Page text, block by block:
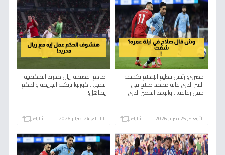
حصري: رئيس تنظيم الإعلام يكشف
السر الذي قاله محمد صلاح في
حفل زفافه... والوعد الخطير الذي
الأربعاء, 25 فبراير 2026 شارك
صادم: فضيحة ريال مدريد التحكيمية
تنفجر... كورتوا يرتكب الجريمة والحكم
يتجاهل!
الثلاثاء, 24 فبراير 2026 شارك